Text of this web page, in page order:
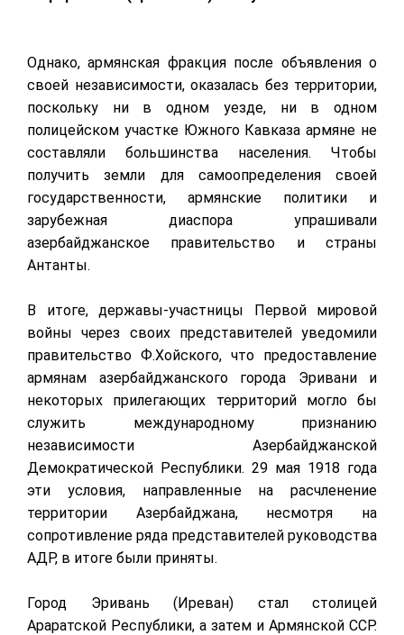
Однако, армянская фракция после объявления о
своей независимости, оказалась без территории,
поскольку ни в одном уезде, ни в одном
полицейском участке Южного Кавказа армяне не
составляли большинства населения. Чтобы
получить земли для самоопределения своей
государственности, армянские политики и
зарубежная диаспора упрашивали
азербайджанское правительство и страны
Антанты.
В итоге, державы-участницы Первой мировой
войны через своих представителей уведомили
правительство Ф.Хойского, что предоставление
армянам азербайджанского города Эривани и
некоторых прилегающих территорий могло бы
служить международному признанию
независимости Азербайджанской
Демократической Республики. 29 мая 1918 года
эти условия, направленные на расчленение
территории Азербайджана, несмотря на
сопротивление ряда представителей руководства
АДР, в итоге были приняты.
Город Эривань (Иреван) стал столицей
Араратской Республики, а затем и Армянской ССР.